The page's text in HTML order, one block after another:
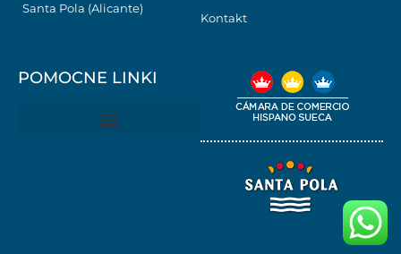
Santa Pola (Alicante)
Kontakt
POMOCNE LINKI